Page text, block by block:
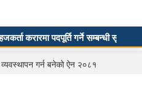
करारमा पदपूर्ति गर्ने सम्बन्धी सूचना ।
व्यवस्थापन गर्न बनेको ऐन २०८१